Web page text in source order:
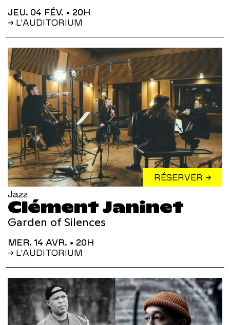
JEU. 04 FÉV. • 20H
→ L'AUDITORIUM
RÉSERVER →
Jazz
Clément Janinet
Garden of Silences
MER. 14 AVR. • 20H
→ L'AUDITORIUM